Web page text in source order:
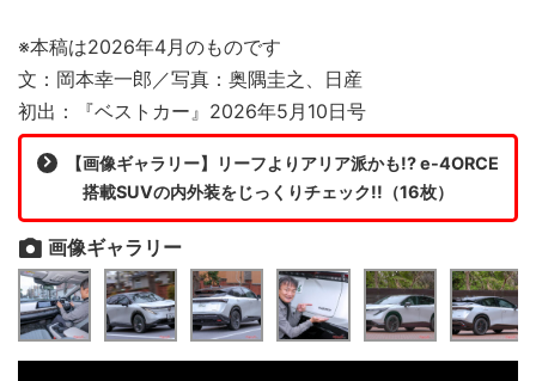
※本稿は2026年4月のものです
文：岡本幸一郎／写真：奥隅圭之、日産
初出：『ベストカー』2026年5月10日号
【画像ギャラリー】リーフよりアリア派かも!? e-4ORCE
搭載SUVの内外装をじっくりチェック!!（16枚）
画像ギャラリー